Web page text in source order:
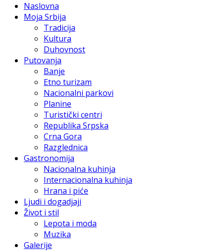
Naslovna
Moja Srbija
Tradicija
Kultura
Duhovnost
Putovanja
Banje
Etno turizam
Nacionalni parkovi
Planine
Turistički centri
Republika Srpska
Crna Gora
Razglednica
Gastronomija
Nacionalna kuhinja
Internacionalna kuhinja
Hrana i piće
Ljudi i dogadjaji
Život i stil
Lepota i moda
Muzika
Galerije